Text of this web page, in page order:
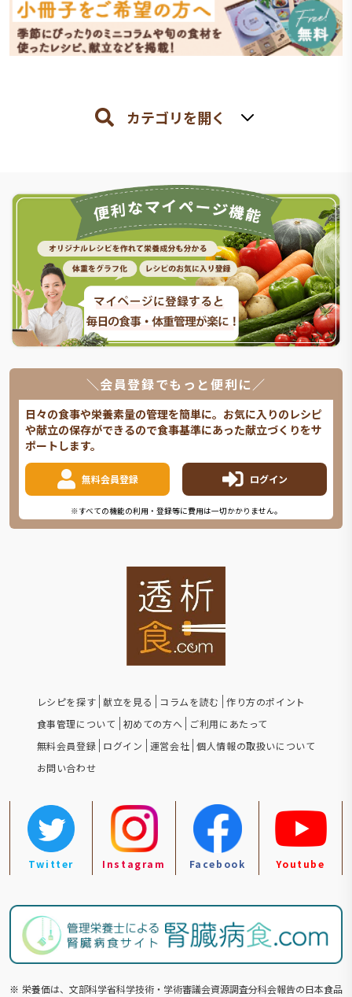
カテゴリを開く
＼会員登録でもっと便利に／
日々の食事や栄養素量の管理を簡単に。お気に入りのレシピ
や献立の保存ができるので食事基準にあった献立づくりをサ
ポートします。
無料会員登録 ログイン
※すべての機能の利用・登録等に費用は一切かかりません。
レシピを探す 献立を見る コラムを読む
作り方のポイント
食事管理について
初めての方へ
ご利用にあたって
無料会員登録 ログイン 運営会社 個人情報の取扱いについて
お問い合わせ
Twitter Instagram Facebook Youtube
※ 栄養価は、文部科学省科学技術・学術審議会資源調査分科会報告の⽇本食品